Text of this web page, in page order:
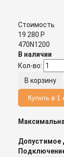
Стоимость
19 280 Р
470N1200
В наличии
Кол-во:
Купить в 1